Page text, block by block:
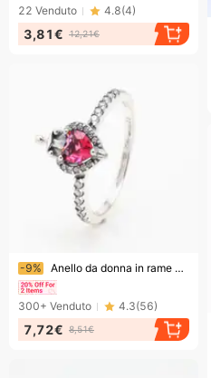
22 Venduto 4.8(4)
3,81€ 12,21€
Finendo presto!
-9% Anello da donna in rame bianco con ciondolo a forma di cuore, serie "Cattiveria", con pugnale rosso dell'amore, regalo di Natale
300+ Venduto 4.3(56)
7,72€ 8,51€